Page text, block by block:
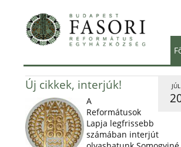
JÚL
Új cikkek, interjúk!
A
Reformátusok
Lapja legfrissebb
számában interjút